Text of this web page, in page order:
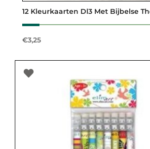
12 Kleurkaarten Dl3 Met Bijbelse
€3,25